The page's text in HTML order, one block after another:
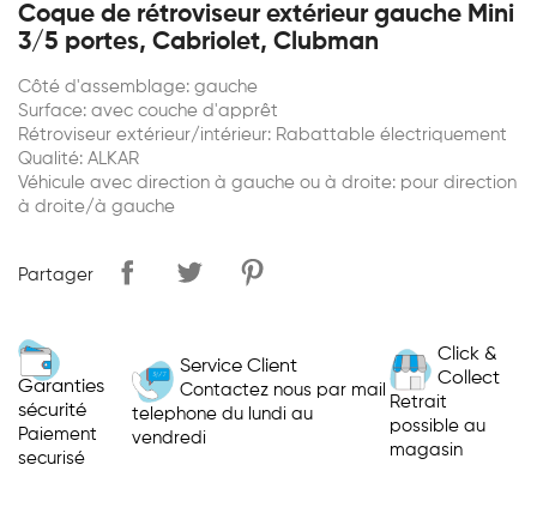
Coque de rétroviseur extérieur gauche Mini
3/5 portes, Cabriolet, Clubman
Côté d'assemblage: gauche
Surface: avec couche d'apprêt
Rétroviseur extérieur/intérieur: Rabattable électriquement
Qualité: ALKAR
Véhicule avec direction à gauche ou à droite: pour direction
à droite/à gauche
Partager
Garanties
sécurité
Paiement
securisé
Service Client
Contactez nous par mail
telephone du lundi au
vendredi
Click &
Collect
Retrait
possible au
magasin